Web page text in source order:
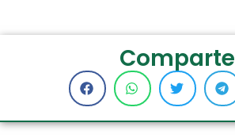
Comparte